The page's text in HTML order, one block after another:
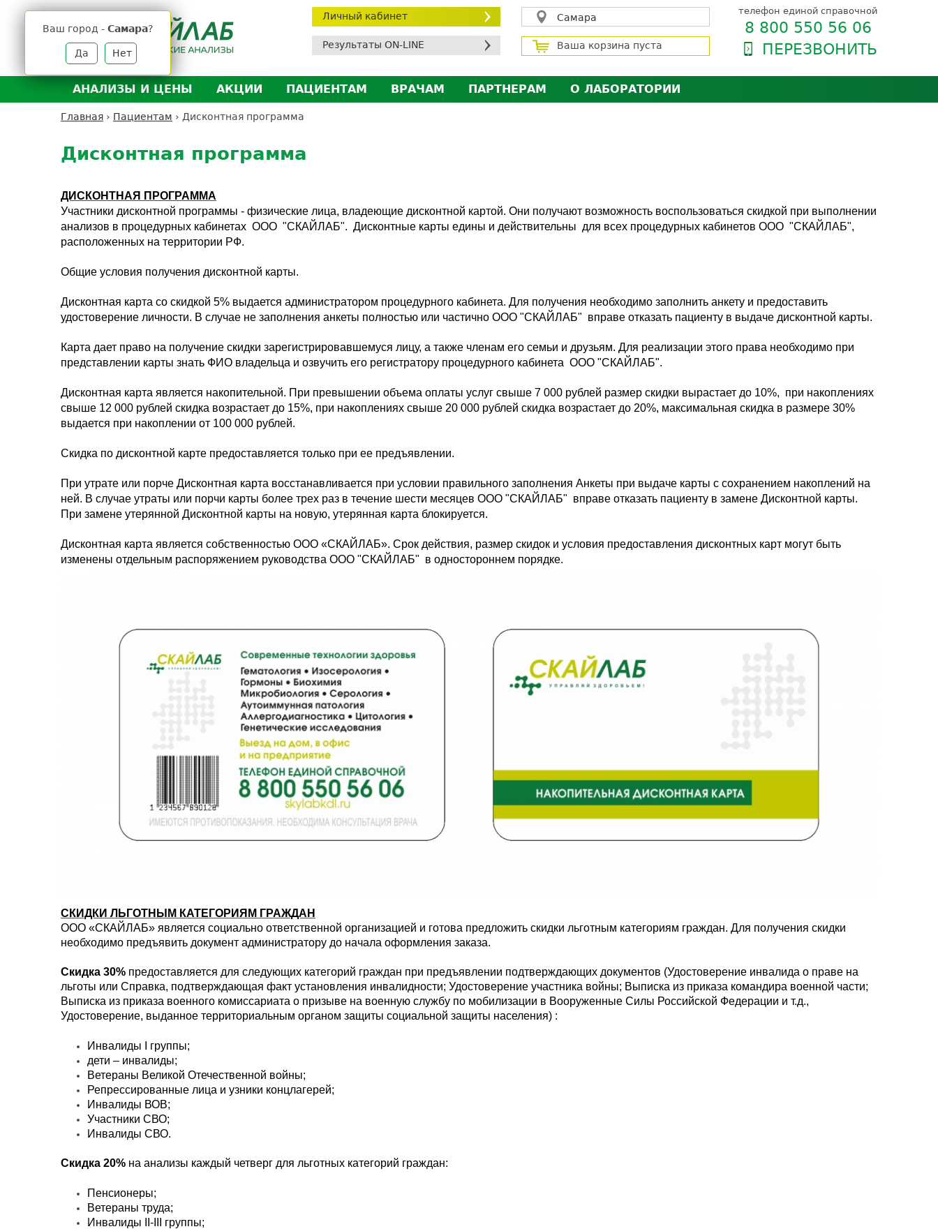
Личный кабинет
Результаты ON-LINE
Самара
Ваш город - Самара?
Да Нет
Ваша корзина пуста
телефон единой справочной
8 800 550 56 06
ПЕРЕЗВОНИТЬ
АНАЛИЗЫ И ЦЕНЫ
Анализы и цены
Выезд на дом
Расшифровка анализов
АКЦИИ
ПАЦИЕНТАМ
Личный кабинет пациента
ДМС
Налоговый вычет
ВРАЧАМ
ПАРТНЕРАМ
О ЛАБОРАТОРИИ
Главная › Пациентам › Дисконтная программа
to
top
Дисконтная программа
ДИСКОНТНАЯ ПРОГРАММА
Участники дисконтной программы - физические лица, владеющие дисконтной картой. Они получают возможность воспользоваться скидкой при выполнении
анализов в процедурных кабинетах ООО "СКАЙЛАБ". Дисконтные карты едины и действительны для всех процедурных кабинетов ООО "СКАЙЛАБ",
расположенных на территории РФ.
Общие условия получения дисконтной карты.
Дисконтная карта со скидкой 5% выдается администратором процедурного кабинета. Для получения необходимо заполнить анкету и предоставить
удостоверение личности. В случае не заполнения анкеты полностью или частично ООО "СКАЙЛАБ" вправе отказать пациенту в выдаче дисконтной карты.
Карта дает право на получение скидки зарегистрировавшемуся лицу, а также членам его семьи и друзьям. Для реализации этого права необходимо при
представлении карты знать ФИО владельца и озвучить его регистратору процедурного кабинета ООО "СКАЙЛАБ".
Дисконтная карта является накопительной. При превышении объема оплаты услуг свыше 7 000 рублей размер скидки вырастает до 10%, при накоплениях
свыше 12 000 рублей скидка возрастает до 15%, при накоплениях свыше 20 000 рублей скидка возрастает до 20%, максимальная скидка в размере 30%
выдается при накоплении от 100 000 рублей.
Скидка по дисконтной карте предоставляется только при ее предъявлении.
При утрате или порче Дисконтная карта восстанавливается при условии правильного заполнения Анкеты при выдаче карты с сохранением накоплений на
ней. В случае утраты или порчи карты более трех раз в течение шести месяцев ООО "СКАЙЛАБ" вправе отказать пациенту в замене Дисконтной карты.
При замене утерянной Дисконтной карты на новую, утерянная карта блокируется.
Дисконтная карта является собственностью ООО «СКАЙЛАБ». Срок действия, размер скидок и условия предоставления дисконтных карт могут быть
изменены отдельным распоряжением руководства ООО "СКАЙЛАБ" в одностороннем порядке.
СКИДКИ ЛЬГОТНЫМ КАТЕГОРИЯМ ГРАЖДАН
ООО «СКАЙЛАБ» является социально ответственной организацией и готова предложить скидки льготным категориям граждан. Для получения скидки
необходимо предъявить документ администратору до начала оформления заказа.
Скидка 30% предоставляется для следующих категорий граждан при предъявлении подтверждающих документов (Удостоверение инвалида о праве на
льготы или Справка, подтверждающая факт установления инвалидности; Удостоверение участника войны; Выписка из приказа командира военной части;
Выписка из приказа военного комиссариата о призыве на военную службу по мобилизации в Вооруженные Силы Российской Федерации и т.д.,
Удостоверение, выданное территориальным органом защиты социальной защиты населения) :
Инвалиды I группы;
дети – инвалиды;
Ветераны Великой Отечественной войны;
Репрессированные лица и узники концлагерей;
Инвалиды ВОВ;
Участники СВО;
Инвалиды СВО.
Скидка 20% на анализы каждый четверг для льготных категорий граждан:
Пенсионеры;
Ветераны труда;
Инвалиды
II-III группы;